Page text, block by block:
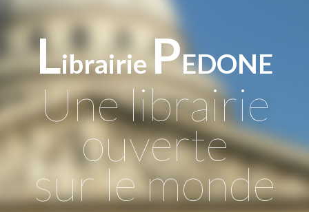
LibrairiePEDONE
Une librairie
ouverte
sur le monde